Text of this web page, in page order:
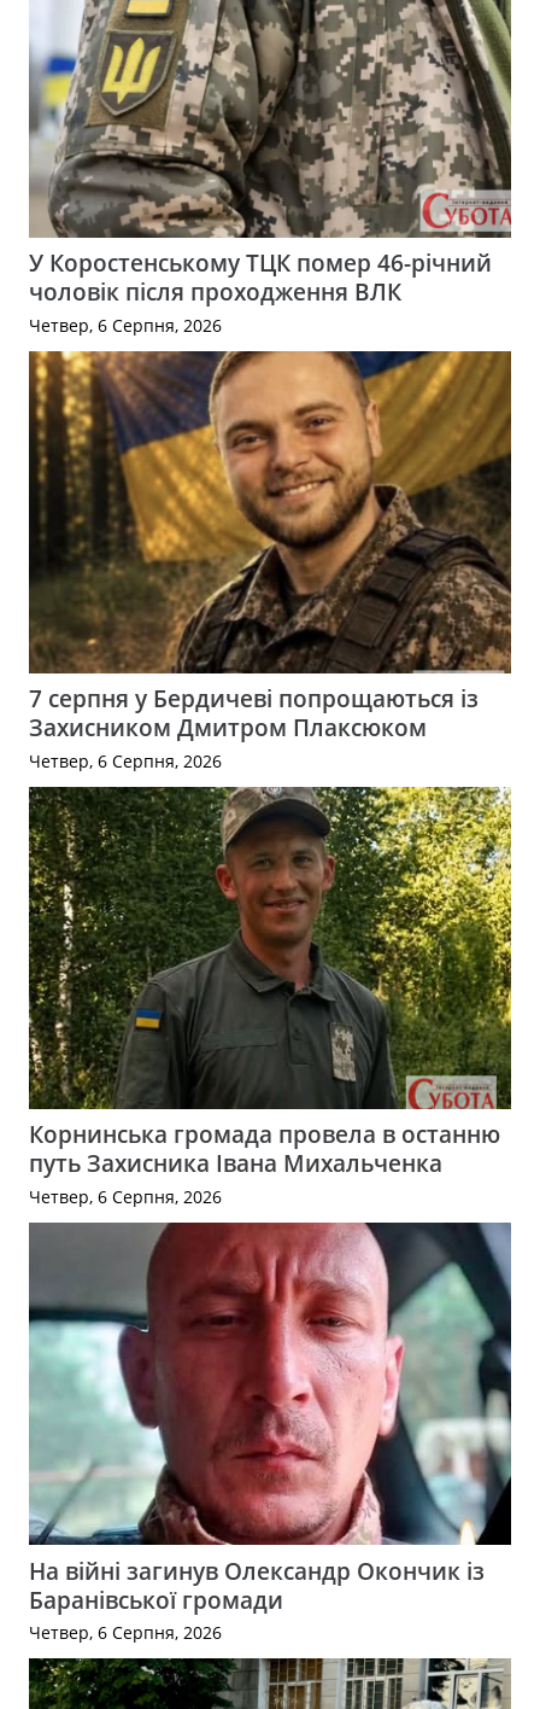
У Коростенському ТЦК помер 46-річний
чоловік після проходження ВЛК
Четвер, 6 Серпня, 2026
7 серпня у Бердичеві попрощаються із
Захисником Дмитром Плаксюком
Четвер, 6 Серпня, 2026
Корнинська громада провела в останню
путь Захисника Івана Михальченка
Четвер, 6 Серпня, 2026
На війні загинув Олександр Окончик із
Баранівської громади
Четвер, 6 Серпня, 2026